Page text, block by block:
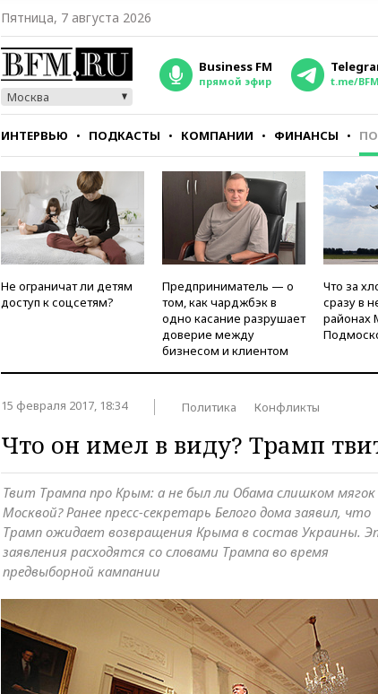
Пятница, 7 августа 2026
Москва
Business FM
прямой эфир t.me/
ИНТЕРВЬЮ ПОДКАСТЫ КОМПАНИИ ФИНАНСЫ
СТИЛЬ ТЕСТЫ
Не ограничат ли детям
доступ к соцсетям?
Предприниматель — о
том, как чарджбэк в
одно касание разрушает
доверие между
бизнесом и клиентом
Что за
сразу в
районах
15 февраля 2017, 18:34 Политика Конфликты
Что он имел в виду? Трамп
Твит Трампа про Крым: а не был ли Обама слишком мягок
Москвой? Ранее пресс-секретарь Белого дома заявил, что
Трамп ожидает возвращения Крыма в состав Украины.
заявления расходятся со словами Трампа во время
предвыборной кампании